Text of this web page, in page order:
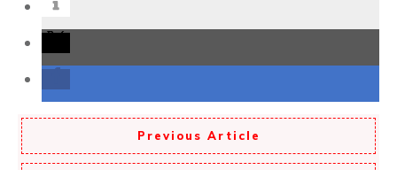
Previous Article